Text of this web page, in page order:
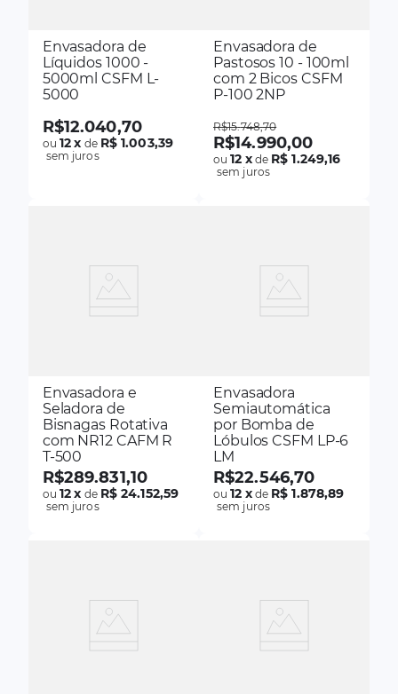
Envasadora de
Líquidos 1000 -
5000ml CSFM L-
5000
R$12.040,70
ou12x de R$ 1.003,39
sem juros
Envasadora de
Pastosos 10 - 100ml
com 2 Bicos CSFM
P-100 2NP
R$15.748,70
R$14.990,00
ou12 xde R$ 1.249,16
sem juros
Envasadora e
Seladora de
Bisnagas Rotativa
com NR12 CAFM R
T-500
R$289.831,10
ou12x de R$ 24.152,59
sem juros
Envasadora
Semiautomática
por Bomba de
Lóbulos CSFM LP-6
LM
R$22.546,70
ou12 xde R$ 1.878,89
sem juros